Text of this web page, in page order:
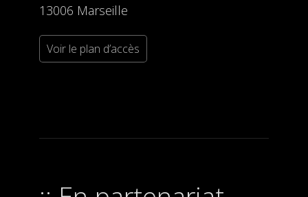
13006 Marseille
Voir le plan d’accès